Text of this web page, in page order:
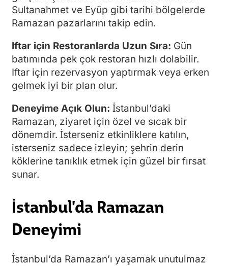
Sultanahmet ve Eyüp gibi tarihi bölgelerde
Ramazan pazarlarını takip edin.
Iftar için Restoranlarda Uzun Sıra: Gün
batımında pek çok restoran hızlı dolabilir.
Iftar için rezervasyon yaptırmak veya erken
gelmek iyi bir plan olur.
Deneyime Açık Olun: İstanbul’daki
Ramazan, ziyaret için özel ve sıcak bir
dönemdir. İsterseniz etkinliklere katılın,
isterseniz sadece izleyin; şehrin derin
köklerine tanıklık etmek için güzel bir fırsat
sunar.
İstanbul'da Ramazan
Deneyimi
İstanbul’da Ramazan’ı yaşamak unutulmaz